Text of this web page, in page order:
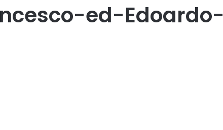
ed-Edoardo-